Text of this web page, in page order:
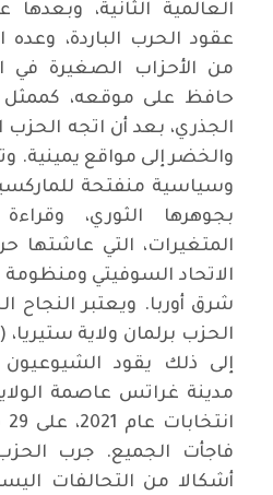
العالمية الثانية،
عقود الحرب الباردة،
من الأحزاب الصغيرة في
حافظ على موقعه، كممثل
الجذري، بعد أن اتجه الحزب
والخضر إلى مواقع يمينية.
وسياسية منفتحة
بجوهرها الثوري،
المتغيرات، التي عاشتها
الاتحاد السوفيتي ومنظومة
شرق أوربا. ويعتبر النجاح
الحزب برلمان ولاية
إلى ذلك يقود
مدينة غراتس عاصمة
فاجأت الجميع. جرب
أشكالا من التحالفات